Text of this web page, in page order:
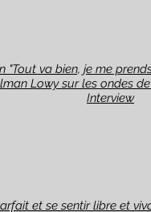
"Tout va bien, je me
Lowy sur les ondes
Interview
et se sentir libre et